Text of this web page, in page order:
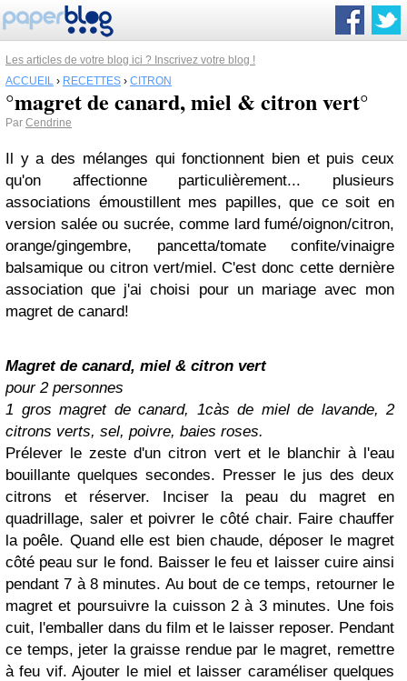
Les articles de votre blog ici ? Inscrivez votre blog !
ACCUEIL › RECETTES › CITRON
°magret de canard, miel & citron vert°
Par Cendrine
Il y a des mélanges qui fonctionnent bien et puis ceux
qu'on affectionne particulièrement... plusieurs
associations émoustillent mes papilles, que ce soit en
version salée ou sucrée, comme lard fumé/oignon/citron,
orange/gingembre, pancetta/tomate confite/vinaigre
balsamique ou citron vert/miel. C'est donc cette dernière
association que j'ai choisi pour un mariage avec mon
magret de canard!
Magret de canard, miel & citron vert
pour 2 personnes
1 gros magret de canard, 1càs de miel de lavande, 2
citrons verts, sel, poivre, baies roses.
Prélever le zeste d'un citron vert et le blanchir à l'eau
bouillante quelques secondes. Presser le jus des deux
citrons et réserver. Inciser la peau du magret en
quadrillage, saler et poivrer le côté chair. Faire chauffer
la poêle. Quand elle est bien chaude, déposer le magret
côté peau sur le fond. Baisser le feu et laisser cuire ainsi
pendant 7 à 8 minutes. Au bout de ce temps, retourner le
magret et poursuivre la cuisson 2 à 3 minutes. Une fois
cuit, l'emballer dans du film et le laisser reposer. Pendant
ce temps, jeter la graisse rendue par le magret, remettre
à feu vif. Ajouter le miel et laisser caraméliser quelques